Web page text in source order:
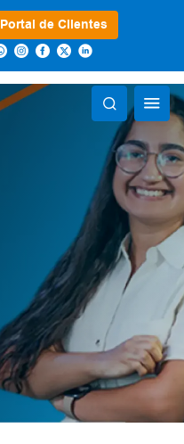
Portal de Clientes